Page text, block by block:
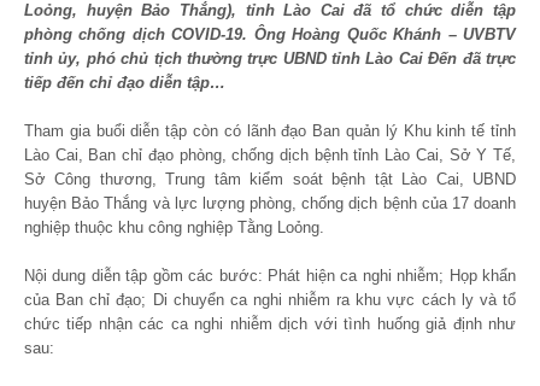
Loỏng, huyện Bảo Thắng), tỉnh Lào Cai đã tổ chức diễn tập
phòng chống dịch COVID-19. Ông Hoàng Quốc Khánh – UVBTV
tỉnh ủy, phó chủ tịch thường trực UBND tỉnh Lào Cai Đến đã trực
tiếp đến chỉ đạo diễn tập…
Tham gia buổi diễn tập còn có lãnh đạo Ban quản lý Khu kinh tế tỉnh
Lào Cai, Ban chỉ đạo phòng, chống dịch bệnh tỉnh Lào Cai, Sở Y Tế,
Sở Công thương, Trung tâm kiểm soát bệnh tật Lào Cai, UBND
huyện Bảo Thắng và lực lượng phòng, chống dịch bệnh của 17 doanh
nghiệp thuộc khu công nghiệp Tằng Loỏng.
Nội dung diễn tập gồm các bước: Phát hiện ca nghi nhiễm; Họp khẩn
của Ban chỉ đạo; Di chuyển ca nghi nhiễm ra khu vực cách ly và tổ
chức tiếp nhận các ca nghi nhiễm dịch với tình huống giả định như
sau: